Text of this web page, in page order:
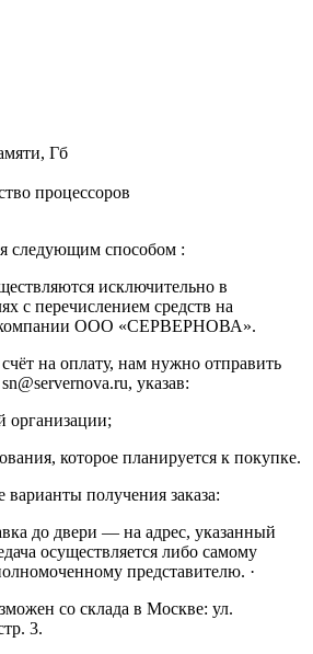
Гб
процессоров
следующим способом :
исключительно в
с перечислением средств на
компании ООО «СЕРВЕРНОВА».
на оплату, нам нужно отправить
указав:
организации;
которое планируется к покупке.
получения заказа:
до двери — на адрес, указанный
осуществляется либо самому
представителю. ·
со склада в Москве: ул.
3.